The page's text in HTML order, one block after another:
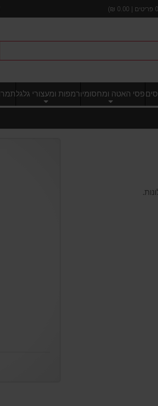
פריטים | 0.00
₪)
פסי האטה ומחסומיםרמפות ומעצורי גלגל